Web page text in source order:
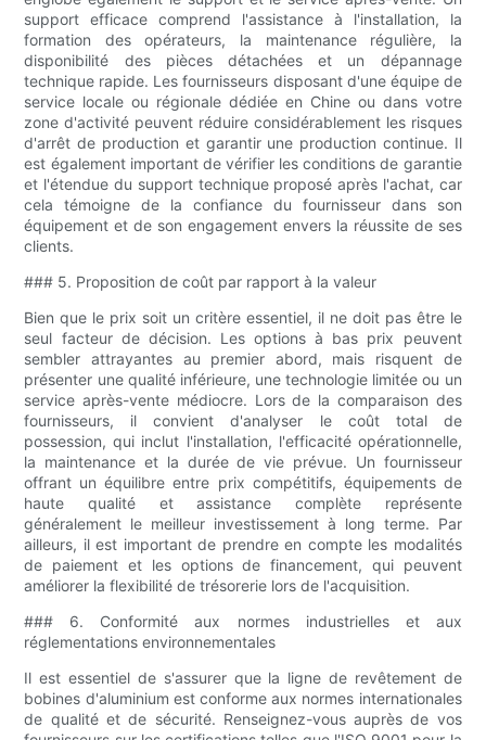
support efficace comprend l'assistance à l'installation, la
formation des opérateurs, la maintenance régulière, la
disponibilité des pièces détachées et un dépannage
technique rapide. Les fournisseurs disposant d'une équipe de
service locale ou régionale dédiée en Chine ou dans votre
zone d'activité peuvent réduire considérablement les risques
d'arrêt de production et garantir une production continue. Il
est également important de vérifier les conditions de garantie
et l'étendue du support technique proposé après l'achat, car
cela témoigne de la confiance du fournisseur dans son
équipement et de son engagement envers la réussite de ses
clients.
### 5. Proposition de coût par rapport à la valeur
Bien que le prix soit un critère essentiel, il ne doit pas être le
seul facteur de décision. Les options à bas prix peuvent
sembler attrayantes au premier abord, mais risquent de
présenter une qualité inférieure, une technologie limitée ou un
service après-vente médiocre. Lors de la comparaison des
fournisseurs, il convient d'analyser le coût total de
possession, qui inclut l'installation, l'efficacité opérationnelle,
la maintenance et la durée de vie prévue. Un fournisseur
offrant un équilibre entre prix compétitifs, équipements de
haute qualité et assistance complète représente
généralement le meilleur investissement à long terme. Par
ailleurs, il est important de prendre en compte les modalités
de paiement et les options de financement, qui peuvent
améliorer la flexibilité de trésorerie lors de l'acquisition.
### 6. Conformité aux normes industrielles et aux
réglementations environnementales
Il est essentiel de s'assurer que la ligne de revêtement de
bobines d'aluminium est conforme aux normes internationales
de qualité et de sécurité. Renseignez-vous auprès de vos